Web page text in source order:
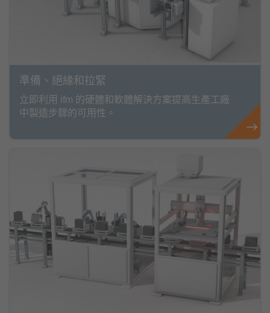
準備、絕緣和拉緊
立即利用 ifm 的硬體和軟體解決方案提高生產工廠
中製造步驟的可用性。